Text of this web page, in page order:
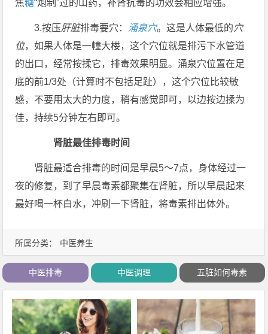
所属分类： 中医养生
焦糖“炮制”过的山药，补肾抗毒的功效会相应增强。
3.按压肝脏排毒要穴： 涌泉穴。这是人体最低的 穴
位，如果人体是一幢大楼，这个穴位就是排污下水管道
的出口，经常按揉它，排毒效果明显。涌泉穴位置在足
底的前1/3处（计算时不包括足趾），这个穴位比较敏
感，不要用太大的力度，稍有感觉即可，以边按边揉为
佳，持续5分钟左右即可。
肾脏最佳排毒时间
肾脏最适合排毒的时间是早晨5～7点，身体经过一
夜的修复，到了早晨毒素都聚集在肾脏，所以早晨起来
最好喝一杯白水，冲刷一下肾脏，将毒素排出体外。
中医排毒 中医调理 五脏如何毒素